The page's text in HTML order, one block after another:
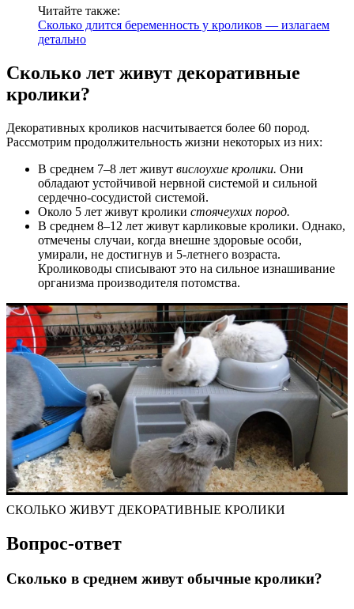
Читайте также:
Сколько длится беременность у кроликов — излагаем
детально
Сколько лет живут декоративные
кролики?
Декоративных кроликов насчитывается более 60 пород.
Рассмотрим продолжительность жизни некоторых из них:
В среднем 7–8 лет живут вислоухие кролики. Они
обладают устойчивой нервной системой и сильной
сердечно-сосудистой системой.
Около 5 лет живут кролики стоячеухих пород.
В среднем 8–12 лет живут карликовые кролики. Однако,
отмечены случаи, когда внешне здоровые особи,
умирали, не достигнув и 5-летнего возраста.
Кролиководы списывают это на сильное изнашивание
организма производителя потомства.
СКОЛЬКО ЖИВУТ ДЕКОРАТИВНЫЕ КРОЛИКИ
Вопрос-ответ
Сколько в среднем живут обычные кролики?